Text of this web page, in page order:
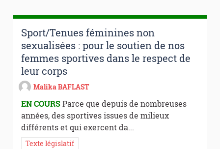
Sport/Tenues féminines non
sexualisées : pour le soutien de nos
femmes sportives dans le respect de
leur corps
Malika BAFLAST
EN COURSParce que depuis de nombreuses
années, des sportives issues de milieux
différents et qui exercent da...
Texte législatif